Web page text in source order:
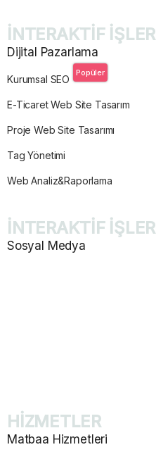
İNTERAKTİF İŞLER
Dijital Pazarlama
Kurumsal SEO
Popüler
E-Ticaret Web Site Tasarım
Proje Web Site Tasarımı
Tag Yönetimi
Web Analiz&Raporlama
İNTERAKTİF İŞLER
Sosyal Medya
HİZMETLER
Matbaa Hizmetleri